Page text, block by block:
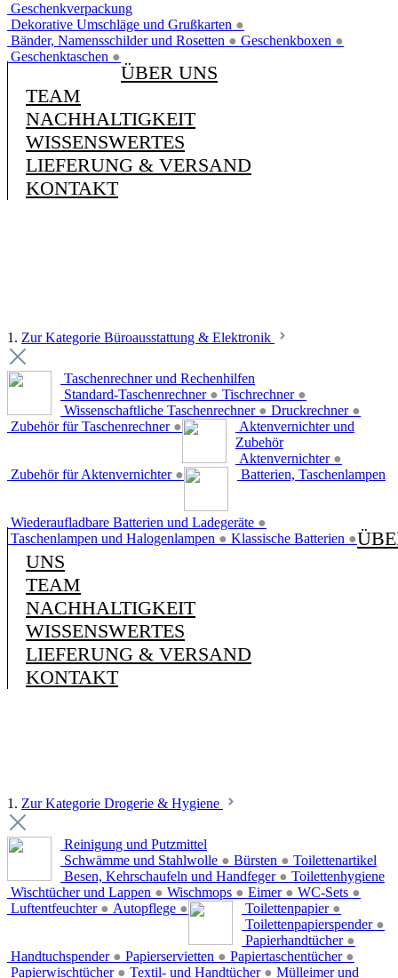
Geschenkverpackung
Dekorative Umschläge und Grußkarten ●
Bänder, Namensschilder und Rosetten ● Geschenkboxen ●
Geschenktaschen ●
ÜBER UNS
TEAM
NACHHALTIGKEIT
WISSENSWERTES
LIEFERUNG & VERSAND
KONTAKT
1. Zur Kategorie Büroausstattung & Elektronik
Taschenrechner und Rechenhilfen
Standard-Taschenrechner ● Tischrechner ●
Wissenschaftliche Taschenrechner ● Druckrechner ●
Zubehör für Taschenrechner ●
Aktenvernichter und
Zubehör
Aktenvernichter ●
Zubehör für Aktenvernichter ● Batterien, Taschenlampen
Wiederaufladbare Batterien und Ladegeräte ●
Taschenlampen und Halogenlampen ● Klassische Batterien ●
UNS
TEAM
NACHHALTIGKEIT
WISSENSWERTES
LIEFERUNG & VERSAND
KONTAKT
1. Zur Kategorie Drogerie & Hygiene
Reinigung und Putzmittel
Schwämme und Stahlwolle ● Bürsten ●
Besen, Kehrschaufeln und Handfeger ●
Wischtücher und Lappen ● Wischmops ● Eimer ● WC-Sets ●
Luftentfeuchter ● Autopflege ●
Toilettenartikel
Toilettenpapier ●
Toilettenpapierspender ●
Papierhandtücher ●
Handtuchspender ● Papierservietten ● Papiertaschentücher ●
Papierwischtücher ● Textil- und Handtücher ●
Toilettenhygiene
Mülleimer und